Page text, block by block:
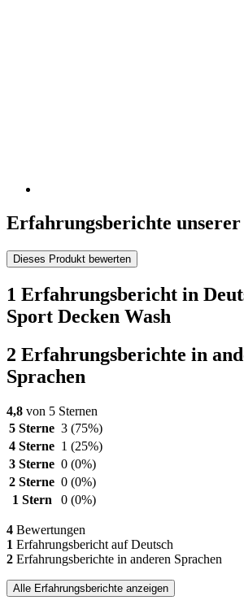
Erfahrungsberichte
Dieses Produkt bewerten
1 Erfahrungsbericht in
Sport Decken Wash
2 Erfahrungsberichte in
Sprachen
4,8 von 5 Sternen
5 Sterne 3 (75%)
4 Sterne 1 (25%)
3 Sterne 0 (0%)
2 Sterne 0 (0%)
1 Stern
0 (0%)
4 Bewertungen
1 Erfahrungsbericht auf Deutsch
2 Erfahrungsberichte in anderen Sprachen
Alle Erfahrungsberichte anzeigen